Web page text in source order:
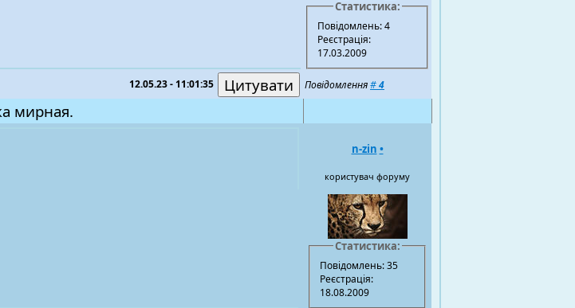
Статистика:
Повідомлень: 4
Реєстрація:
17.03.2009
12.05.23 - 11:01:35 Повідомлення#4
мирная.
n-zin •
користувач форуму
Статистика:
Повідомлень: 35
Реєстрація:
18.08.2009